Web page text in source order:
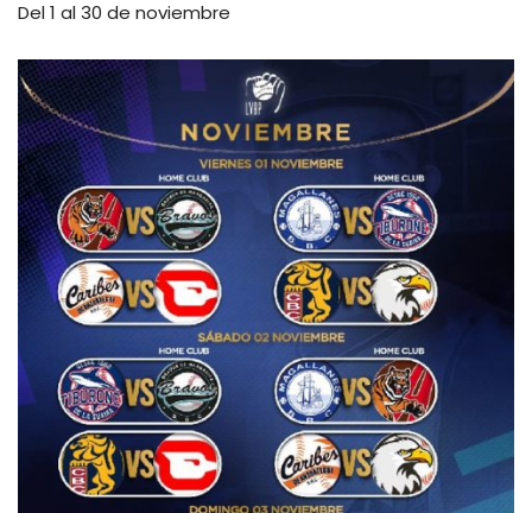
Del 1 al 30 de noviembre